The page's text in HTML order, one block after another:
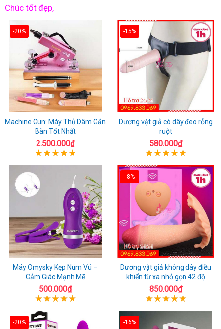
Chúc tốt đẹp,
-20%
Machine Gun: Máy Thủ Dâm Gắn
Bàn Tốt Nhất
2.500.000₫
-15%
Dương vật giả có dây đeo rỗng
ruột
580.000₫
Máy Omysky Kẹp Núm Vú –
Cảm Giác Mạnh Mẽ
500.000₫
-8%
Dương vật giả không dây điều
khiển từ xa nhỏ gọn 42 độ
850.000₫
-20% -16%